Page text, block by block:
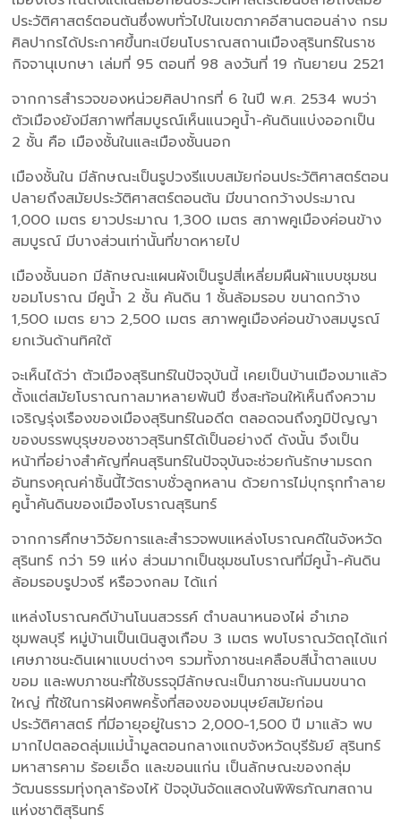
ประวัติศาสตร์ตอนต้นซึ่งพบทั่วไปในเขตภาคอีสานตอนล่าง กรม
ศิลปากรได้ประกาศขึ้นทะเบียนโบราณสถานเมืองสุรินทร์ในราช
กิจจานุเบกษา เล่มที่ 95 ตอนที่ 98 ลงวันที่ 19 กันยายน 2521
จากการสำรวจของหน่วยศิลปากรที่ 6 ในปี พ.ศ. 2534 พบว่า
ตัวเมืองยังมีสภาพที่สมบูรณ์เห็นแนวคูน้ำ-คันดินแบ่งออกเป็น
2 ชั้น คือ เมืองชั้นในและเมืองชั้นนอก
เมืองชั้นใน มีลักษณะเป็นรูปวงรีแบบสมัยก่อนประวัติศาสตร์ตอน
ปลายถึงสมัยประวัติศาสตร์ตอนต้น มีขนาดกว้างประมาณ
1,000 เมตร ยาวประมาณ 1,300 เมตร สภาพคูเมืองค่อนข้าง
สมบูรณ์ มีบางส่วนเท่านั้นที่ขาดหายไป
เมืองชั้นนอก มีลักษณะแผนผังเป็นรูปสี่เหลี่ยมผืนผ้าแบบชุมชน
ขอมโบราณ มีคูน้ำ 2 ชั้น คันดิน 1 ชั้นล้อมรอบ ขนาดกว้าง
1,500 เมตร ยาว 2,500 เมตร สภาพคูเมืองค่อนข้างสมบูรณ์
ยกเว้นด้านทิศใต้
จะเห็นได้ว่า ตัวเมืองสุรินทร์ในปัจจุบันนี้ เคยเป็นบ้านเมืองมาแล้ว
ตั้งแต่สมัยโบราณกาลมาหลายพันปี ซึ่งสะท้อนให้เห็นถึงความ
เจริญรุ่งเรืองของเมืองสุรินทร์ในอดีต ตลอดจนถึงภูมิปัญญา
ของบรรพบุรุษของชาวสุรินทร์ได้เป็นอย่างดี ดังนั้น จึงเป็น
หน้าที่อย่างสำคัญที่คนสุรินทร์ในปัจจุบันจะช่วยกันรักษามรดก
อันทรงคุณค่าชิ้นนี้ไว้ตราบชั่วลูกหลาน ด้วยการไม่บุกรุกทำลาย
คูน้ำคันดินของเมืองโบราณสุรินทร์
จากการศึกษาวิจัยการและสำรวจพบแหล่งโบราณคดีในจังหวัด
สุรินทร์ กว่า 59 แห่ง ส่วนมากเป็นชุมชนโบราณที่มีคูน้ำ-คันดิน
ล้อมรอบรูปวงรี หรือวงกลม ได้แก่
แหล่งโบราณคดีบ้านโนนสวรรค์ ตำบลนาหนองไผ่ อำเภอ
ชุมพลบุรี หมู่บ้านเป็นเนินสูงเกือบ 3 เมตร พบโบราณวัตถุได้แก่
เศษภาชนะดินเผาแบบต่างๆ รวมทั้งภาชนะเคลือบสีน้ำตาลแบบ
ขอม และพบภาชนะที่ใช้บรรจุมีลักษณะเป็นภาชนะก้นมนขนาด
ใหญ่ ที่ใช้ในการฝังศพครั้งที่สองของมนุษย์สมัยก่อน
ประวัติศาสตร์ ที่มีอายุอยู่ในราว 2,000-1,500 ปี มาแล้ว พบ
มากไปตลอดลุ่มแม่น้ำมูลตอนกลางแถบจังหวัดบุรีรัมย์ สุรินทร์
มหาสารคาม ร้อยเอ็ด และขอนแก่น เป็นลักษณะของกลุ่ม
วัฒนธรรมทุ่งกุลาร้องไห้ ปัจจุบันจัดแสดงในพิพิธภัณฑสถาน
แห่งชาติสุรินทร์